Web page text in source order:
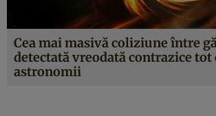
Cea mai masivă coliziune între
detectată vreodată contrazice tot
astronomii